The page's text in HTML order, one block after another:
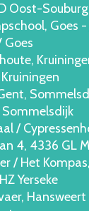
Oost-Souburg
Goes -
Goes
Sommelsdijk
/
4, 4336 GL
/ Het
Yerseke
Hansweert